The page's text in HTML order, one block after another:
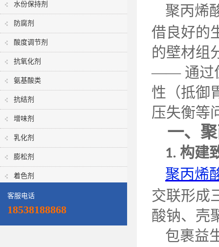
水份保持剂
防腐剂
酸度调节剂
抗氧化剂
氨基酸类
抗结剂
增味剂
乳化剂
膨松剂
着色剂
客服电话
18538188868
聚丙烯
借良好的
的壁材组
—— 通过
性（抵御
压失衡等
一、
1. 构建
聚丙烯
交联形成
酸钠、壳
包裹益